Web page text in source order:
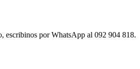
escribinos por WhatsApp al 092 904 818.